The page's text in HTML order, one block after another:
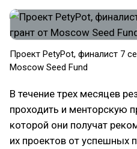
Проект PetyPot, финалист 7
Moscow Seed Fund
В течение трех месяцев
проходить и менторскую
которой они получат
их проектов от успешных